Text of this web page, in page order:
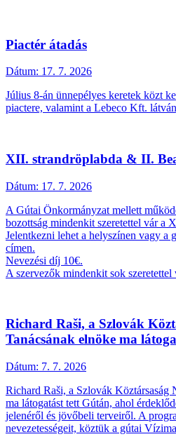
Piactér átadás
Dátum: 17. 7. 2026
Július 8-án ünnepélyes keretek közt
piactere, valamint a Lebeco Kft.
XII. strandröplabda & II.
Dátum: 17. 7. 2026
A Gútai Önkormányzat mellett
bozottság mindenkit szeretettel vár a
Jelentkezni lehet a helyszínen vagy a
címen.
Nevezési díj 10€.
A szervezők mindenkit sok szeretettel
Richard Raši, a Szlovák
Tanácsának elnöke ma
Dátum: 7. 7. 2026
Richard Raši, a Szlovák Köztársaság
ma látogatást tett Gútán, ahol
jelenéről és jövőbeli terveiről. A
nevezetességeit, köztük a gútai